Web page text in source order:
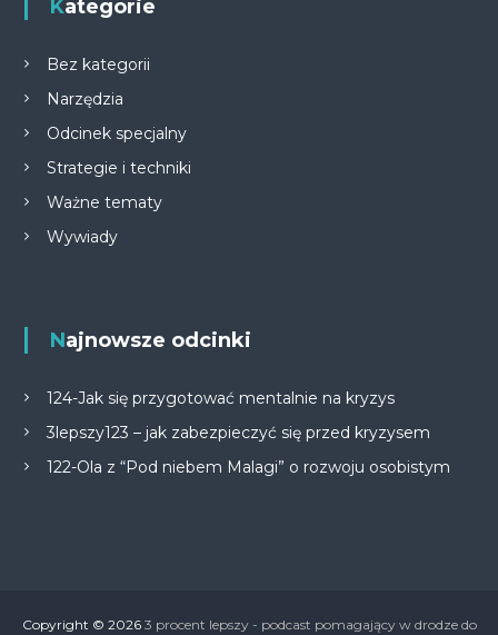
Kategorie
Bez kategorii
Narzędzia
Odcinek specjalny
Strategie i techniki
Ważne tematy
Wywiady
Najnowsze odcinki
124-Jak się przygotować mentalnie na kryzys
3lepszy123 – jak zabezpieczyć się przed kryzysem
122-Ola z “Pod niebem Malagi” o rozwoju osobistym
Copyright © 2026 3 procent lepszy - podcast pomagający w drodze do